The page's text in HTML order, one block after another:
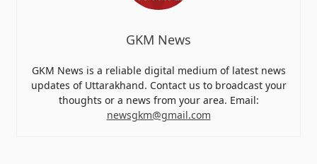
GKM News
GKM News is a reliable digital medium of latest news
updates of Uttarakhand. Contact us to broadcast your
thoughts or a news from your area. Email:
newsgkm@gmail.com